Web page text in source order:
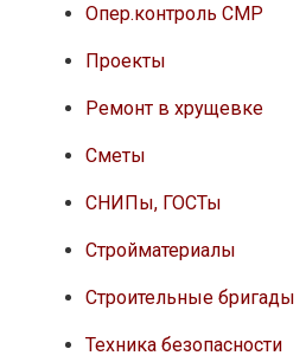
Опер.контроль СМР
Проекты
Ремонт в хрущевке
Сметы
СНИПы, ГОСТы
Стройматериалы
Строительные бригады
Техника безопасности